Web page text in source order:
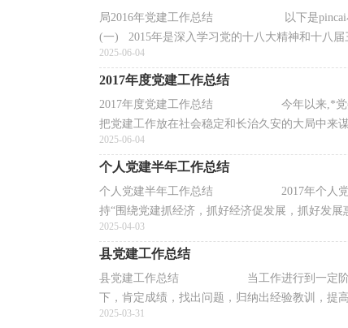
局2016年党建工作总结 以下是pincai小编
(一) 2015年是深入学习党的十八大精神和十八届
2025-06-04
2017年度党建工作总结
2017年度党建工作总结 今年以来,*党委按
把党建工作放在社会稳定和长治久安的大局中来
2025-06-04
个人党建半年工作总结
个人党建半年工作总结 2017年个人党建半
持“围绕党建抓经济，抓好经济促发展，抓好发展
2025-04-03
县党建工作总结
县党建工作总结 当工作进行到一定阶段或
下，肯定成绩，找出问题，归纳出经验教训，提
2025-03-31